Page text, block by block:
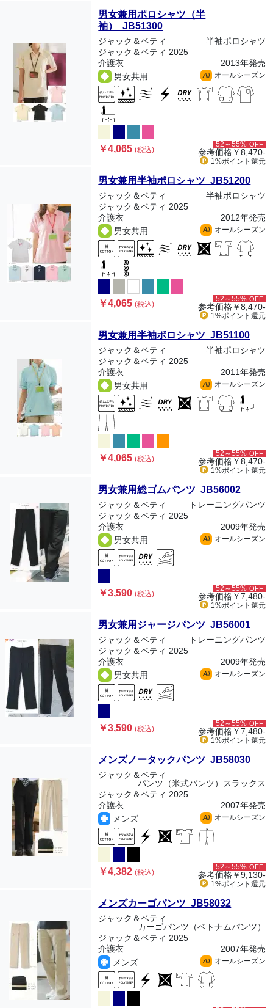
男女兼用ポロシャツ（半
袖） JB51300
ジャック＆ベティ
半袖ポロシャツ
ジャック＆ベティ 2025
介護衣
2013年発売
男女共用
All オールシーズン
￥4,065(税込)
52～55% OFF
参考価格￥8,470-
1%ポイント 還元
男女兼用半袖ポロシャツ JB51200
ジャック＆ベティ
半袖ポロシャツ
ジャック＆ベティ 2025
介護衣
2012年発売
男女共用
All オールシーズン
￥4,065(税込)
52～55% OFF
参考価格￥8,470-
1%ポイント 還元
男女兼用半袖ポロシャツ JB51100
ジャック＆ベティ
半袖ポロシャツ
ジャック＆ベティ 2025
介護衣
2011年発売
男女共用
All オールシーズン
￥4,065(税込)
52～55% OFF
参考価格￥8,470-
1%ポイント 還元
男女兼用総ゴムパンツ JB56002
ジャック＆ベティ
トレーニングパンツ
ジャック＆ベティ 2025
介護衣
2009年発売
男女共用
All オールシーズン
￥3,590(税込)
52～55% OFF
参考価格￥7,480-
1%ポイント 還元
男女兼用ジャージパンツ JB56001
ジャック＆ベティ
トレーニングパンツ
ジャック＆ベティ 2025
介護衣
2009年発売
男女共用
All オールシーズン
￥3,590(税込)
52～55% OFF
参考価格￥7,480-
1%ポイント 還元
メンズノータックパンツ JB58030
ジャック＆ベティ
パンツ（米式パンツ）スラックス
ジャック＆ベティ 2025
介護衣
2007年発売
メンズ
All オールシーズン
￥4,382(税込)
52～55% OFF
参考価格￥9,130-
1%ポイント 還元
メンズカーゴパンツ JB58032
ジャック＆ベティ
カーゴパンツ（ベトナムパンツ）
ジャック＆ベティ 2025
介護衣
2007年発売
メンズ
All オールシーズン